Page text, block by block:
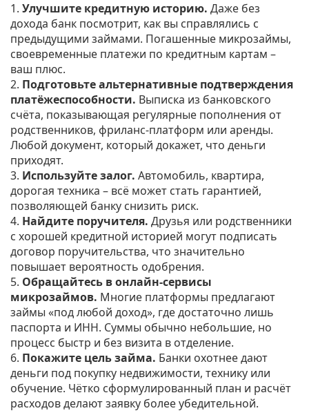
1. Улучшите кредитную историю. Даже без
дохода банк посмотрит, как вы справлялись с
предыдущими займами. Погашенные микрозаймы,
своевременные платежи по кредитным картам –
ваш плюс.
2. Подготовьте альтернативные подтверждения
платёжеспособности. Выписка из банковского
счёта, показывающая регулярные пополнения от
родственников, фриланс‑платформ или аренды.
Любой документ, который докажет, что деньги
приходят.
3. Используйте залог. Автомобиль, квартира,
дорогая техника – всё может стать гарантией,
позволяющей банку снизить риск.
4. Найдите поручителя. Друзья или родственники
с хорошей кредитной историей могут подписать
договор поручительства, что значительно
повышает вероятность одобрения.
5. Обращайтесь в онлайн‑сервисы
микрозаймов. Многие платформы предлагают
займы «под любой доход», где достаточно лишь
паспорта и ИНН. Суммы обычно небольшие, но
процесс быстр и без визита в отделение.
6. Покажите цель займа. Банки охотнее дают
деньги под покупку недвижимости, технику или
обучение. Чётко сформулированный план и расчёт
расходов делают заявку более убедительной.